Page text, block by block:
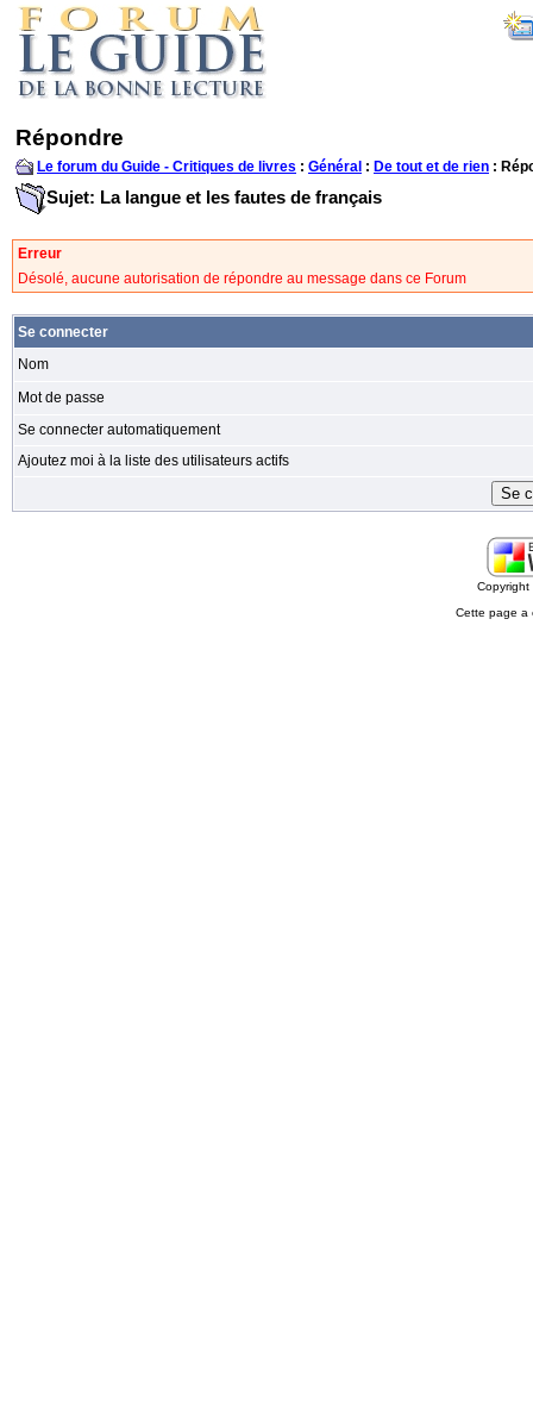
Répondre
Le forum du Guide - Critiques de livres : Général : De tout et de rien :
Sujet: La langue et les fautes de français
Erreur
Désolé, aucune autorisation de répondre au message dans ce Forum
Se connecter
Nom
Mot de passe
Se connecter automatiquement
Ajoutez moi à la liste des utilisateurs actifs
Cette page a